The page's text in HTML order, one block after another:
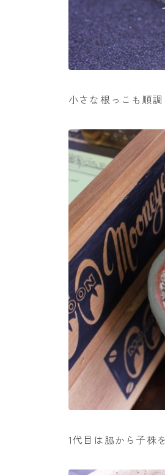
小さな根っこも順
1代目は脇から子株